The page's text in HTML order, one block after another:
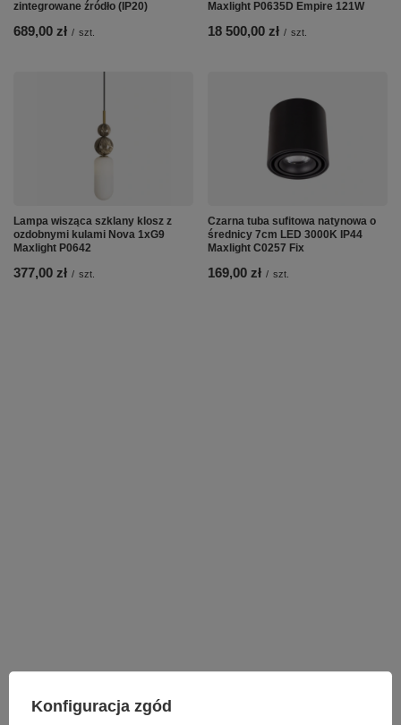
zintegrowane źródło (IP20)
689,00 zł / szt.
Maxlight P0635D Empire 121W
18 500,00 zł / szt.
Lampa wisząca szklany klosz z
ozdobnymi kulami Nova 1xG9
Maxlight P0642
377,00 zł / szt.
Czarna tuba sufitowa natynowa o
średnicy 7cm LED 3000K IP44
Maxlight C0257 Fix
169,00 zł / szt.
LAMPY WEWNĘTRZNE
Konfiguracja zgód